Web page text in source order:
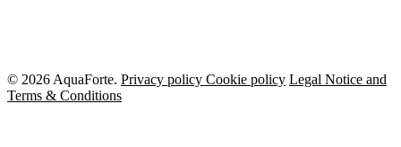
© 2026 AquaForte. Privacy policy Cookie policy Legal Notice and
Terms & Conditions